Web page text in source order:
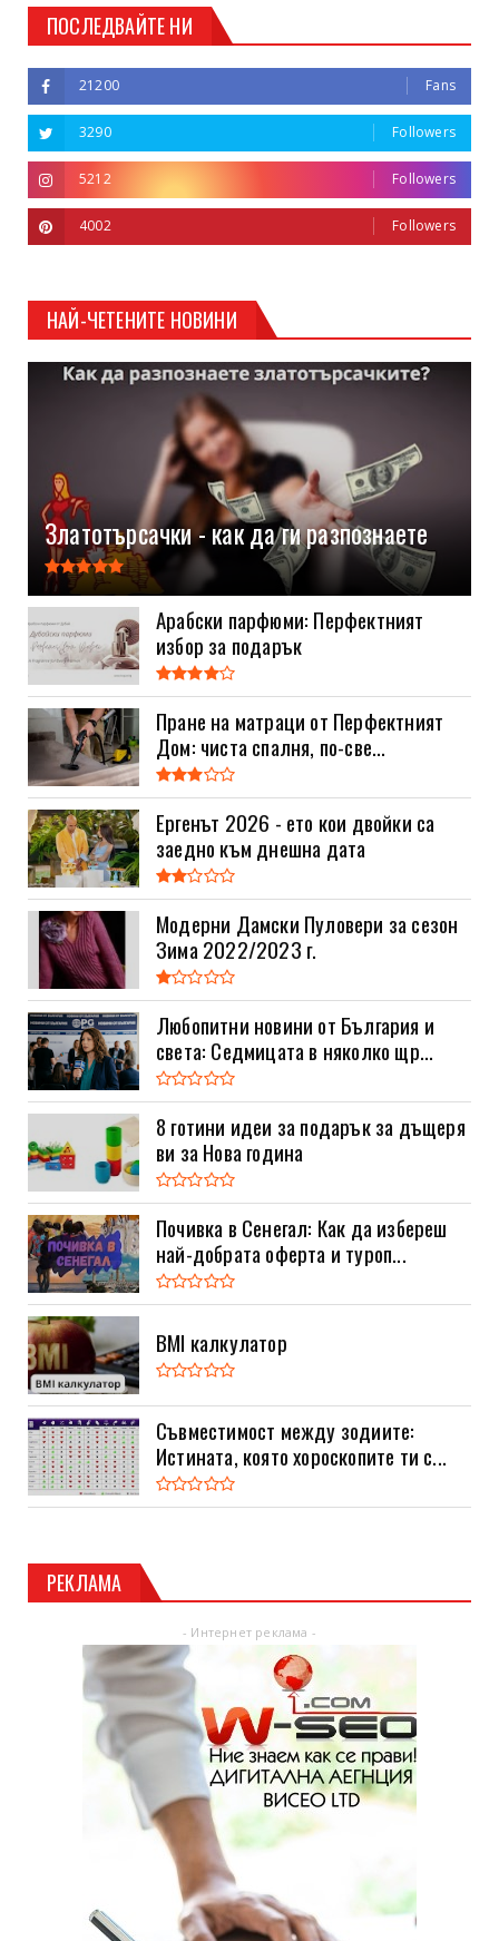
ПОСЛЕДВАЙТЕ НИ
21200 Fans
3290 Followers
5212 Followers
4002 Followers
НАЙ-ЧЕТЕНИТЕ НОВИНИ
Златотърсачки - как да ги разпознаете
Арабски парфюми: Перфектният
избор за подарък
Пране на матраци от Перфектният
Дом: чиста спалня, по-све...
Ергенът 2026 - ето кои двойки са
заедно към днешна дата
Модерни Дамски Пуловери за сезон
Зима 2022/2023 г.
Любопитни новини от България и
света: Седмицата в няколко щр...
8 готини идеи за подарък за дъщеря
ви за Нова година
Почивка в Сенегал: Как да избереш
най-добрата оферта и туроп...
BMI калкулатор
Съвместимост между зодиите:
Истината, която хороскопите ти с...
РЕКЛАМА
- Интернет реклама -